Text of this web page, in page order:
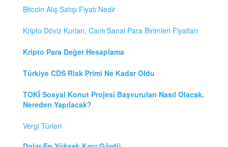
Bitcoin Alış Satışı Fiyatı Nedir
Kripto Döviz Kurları, Canlı Sanal Para Birimleri Fiyatları
Kripto Para Değer Hesaplama
Türkiye CDS Risk Primi Ne Kadar Oldu
TOKİ Sosyal Konut Projesi Başvuruları Nasıl Olacak,
Nereden Yapılacak?
Vergi Türleri